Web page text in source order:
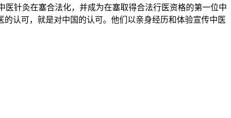
针灸在塞合法化，并成为在塞取得合法行医资格的第一位中
认可，就是对中国的认可。他们以亲身经历和体验宣传中医